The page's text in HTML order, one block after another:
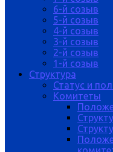
6-й созыв
5-й созыв
4-й созыв
3-й созыв
2-й созыв
1-й созыв
Структура
Статус и
Комитеты